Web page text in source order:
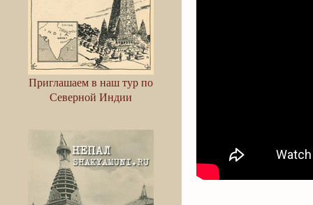
Приглашаем в наш тур по
Северной Индии